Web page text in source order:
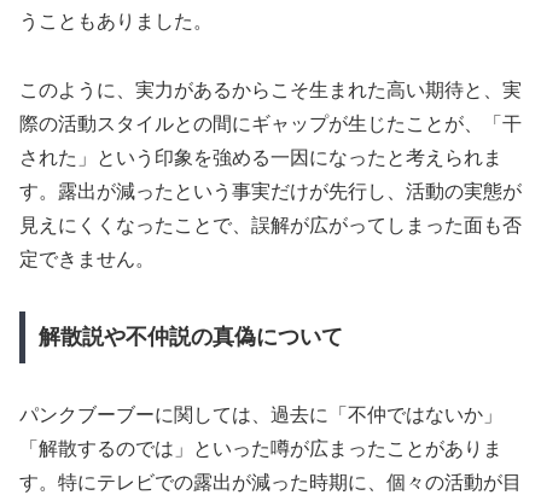
うこともありました。
このように、実力があるからこそ生まれた高い期待と、実
際の活動スタイルとの間にギャップが生じたことが、「干
された」という印象を強める一因になったと考えられま
す。露出が減ったという事実だけが先行し、活動の実態が
見えにくくなったことで、誤解が広がってしまった面も否
定できません。
解散説や不仲説の真偽について
パンクブーブーに関しては、過去に「不仲ではないか」
「解散するのでは」といった噂が広まったことがありま
す。特にテレビでの露出が減った時期に、個々の活動が目